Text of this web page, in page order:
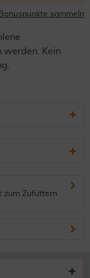
sammeln
werden. Kein
zum Zufüttern